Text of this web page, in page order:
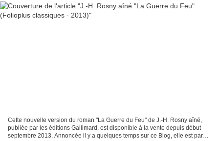
Cette nouvelle version du roman "La Guerre du Feu" de J.-H. Rosny aîné,
publiée par les éditions Gallimard, est disponible à la vente depuis début
septembre 2013. Annoncée il y a quelques temps sur ce Blog, elle est parue